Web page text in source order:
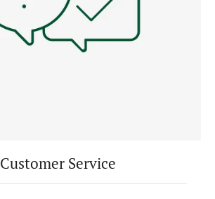
Customer Service